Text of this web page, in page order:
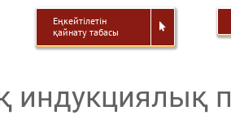
Еңкейтілетін
қайнату табасы